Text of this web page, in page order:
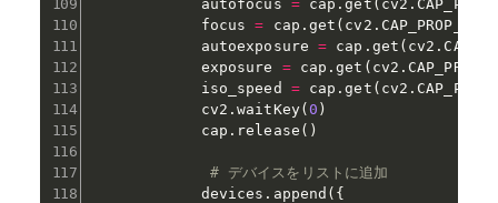
            autofocus
= cap .get ( cv2 .
            focus
= cap . get ( cv2 .
            autoexposure
= cap . get ( cv2 .
            exposure
= cap .get ( cv2 .
            iso_speed
= cap .get ( cv2 .
            cv2
.waitKey( 0 )
            cap
. release ( )
# デバイスをリストに追加
            devices
. append ( {